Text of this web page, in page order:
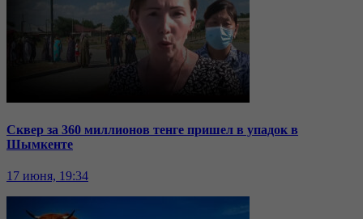
Сквер за 360 миллионов тенге пришел в упадок в
Шымкенте
17 июня, 19:34